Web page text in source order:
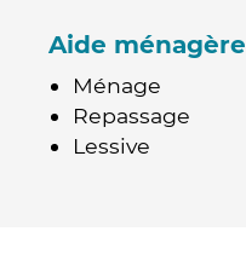
Aide ménagère
Ménage
Repassage
Lessive